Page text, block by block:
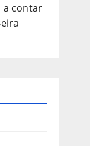
a contar